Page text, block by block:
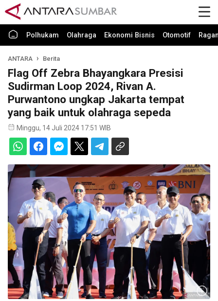
Polhukam Olahraga Ekonomi Bisnis Otomotif
ANTARA Berita
Flag Off Zebra Bhayangkara Presisi
Sudirman Loop 2024, Rivan A.
Purwantono ungkap Jakarta tempat
yang baik untuk olahraga sepeda
Minggu, 14 Juli 2024 17:51 WIB